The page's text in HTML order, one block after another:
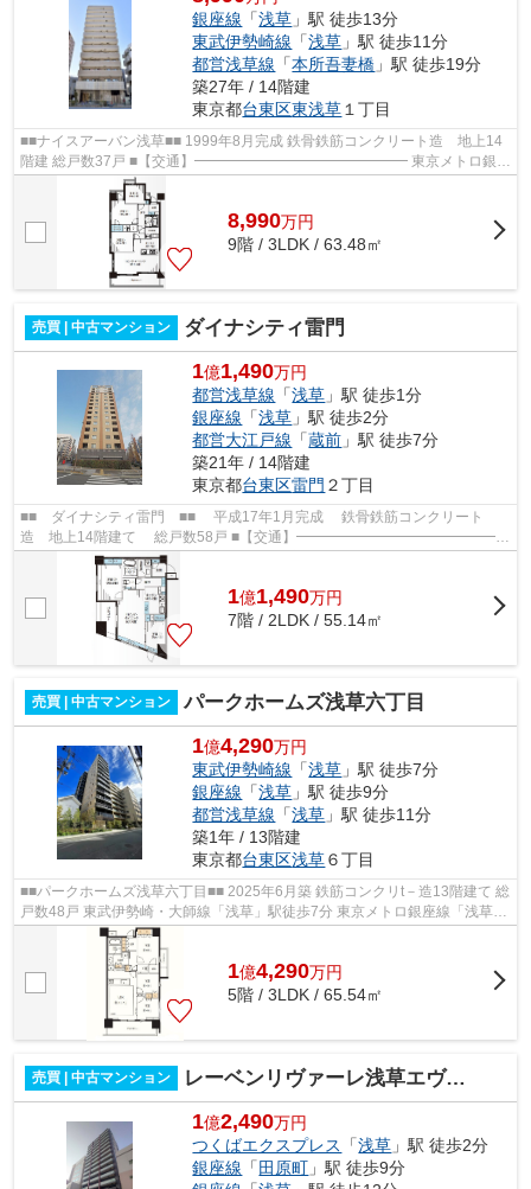
銀座線 「浅草 」駅 徒歩13分
東武伊勢崎線 「浅草 」駅 徒歩11分
都営浅草線 「本所吾妻橋 」駅 徒歩19分
築27年 / 14階建
東京都台東区東浅草 １丁目
■■ナイスアーバン浅草■■ 1999年8月完成 鉄骨鉄筋コンクリート造 地上14
階建 総戸数37戸 ■【交通】━━━━━━━━━━━━━━━ 東京メトロ銀座
線「浅草」徒歩13分 東武伊勢崎線「浅草」駅徒歩1...
8,990万円
9階 / 3LDK / 63.48㎡
売買 | 中古マンション ダイナシティ雷門
1億1,490万円
都営浅草線 「浅草 」駅 徒歩1分
銀座線 「浅草 」駅 徒歩2分
都営大江戸線 「蔵前 」駅 徒歩7分
築21年 / 14階建
東京都台東区雷門 ２丁目
■■ ダイナシティ雷門 ■■ 平成17年1月完成 鉄骨鉄筋コンクリート
造 地上14階建て 総戸数58戸 ■【交通】━━━━━━━━━━━━━━━
都営浅草線【浅草】駅より徒歩1分 東京メトロ...
1億1,490万円
7階 / 2LDK / 55.14㎡
売買 | 中古マンション パークホームズ浅草六丁目
1億4,290万円
東武伊勢崎線 「浅草 」駅 徒歩7分
銀座線 「浅草 」駅 徒歩9分
都営浅草線 「浅草 」駅 徒歩11分
築1年 / 13階建
東京都台東区浅草６丁目
■■パークホームズ浅草六丁目■■ 2025年6月築 鉄筋コンクリt－造13階建て 総
戸数48戸 東武伊勢崎・大師線「浅草」駅徒歩7分 東京メトロ銀座線「浅草」
駅徒歩9分 都営浅草線「浅草」駅...
1億4,290万円
5階 / 3LDK / 65.54㎡
売買 | 中古マンション レーベンリヴァーレ浅草エヴァープライド
1億2,490万円
つくばエクスプレス
「浅草 」駅 徒歩2分
銀座線 「 田原町 」駅 徒歩9分